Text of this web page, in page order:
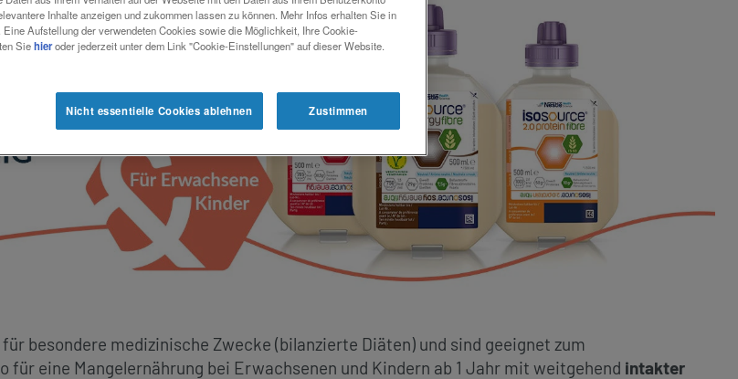
besondere medizinische Zwecke (bilanzierte Diäten) und sind geeignet zum
eine Mangelernährung bei Erwachsenen und Kindern ab 1 Jahr mit weitgehend intakter
Inhalte anzeigen und zukommen lassen zu können. Mehr Infos erhalten Sie in
Aufstellung der verwendeten Cookies sowie die Möglichkeit, Ihre Cookie-
Siehieroder jederzeit unter dem Link "Cookie-Einstellungen" auf dieser Website.
Nicht essentielle Cookies ablehnen Zustimmen